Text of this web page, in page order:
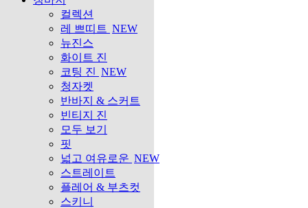
컬렉션
레 쁘띠트 NEW
뉴진스
화이트 진
코팅 진 NEW
청자켓
반바지 & 스커트
빈티지 진
모두 보기
핏
넓고 여유로운 NEW
스트레이트
플레어 & 부츠컷
스키니